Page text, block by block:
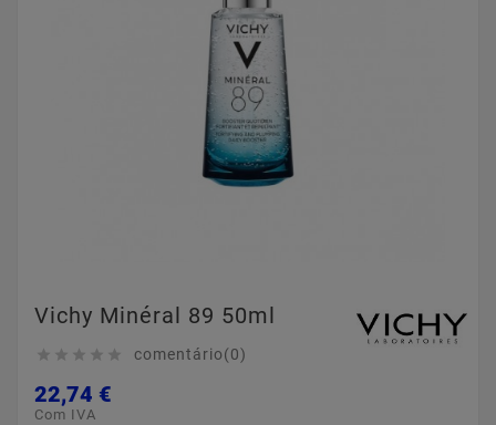
Vichy Minéral 89 50ml
     comentário(0)
22,74 €
Com IVA